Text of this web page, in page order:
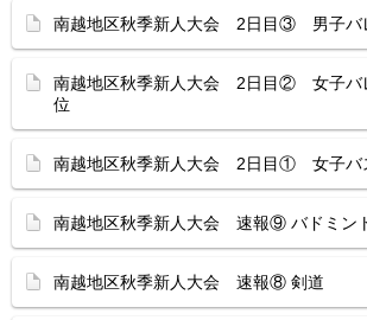
南越地区秋季新人大会 2日目③ 男子バ
南越地区秋季新人大会 2日目② 女子
位
南越地区秋季新人大会 2日目① 女子バ
南越地区秋季新人大会 速報⑨ バドミ
南越地区秋季新人大会 速報⑧ 剣道